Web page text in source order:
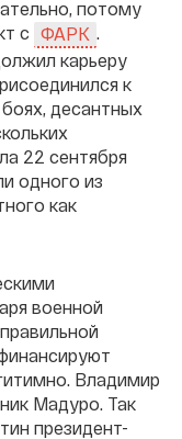
потому
с ФАРК .
карьеру
к
десантных
22 сентября
одного из
как
военной
Владимир
Мадуро. Так
президент-